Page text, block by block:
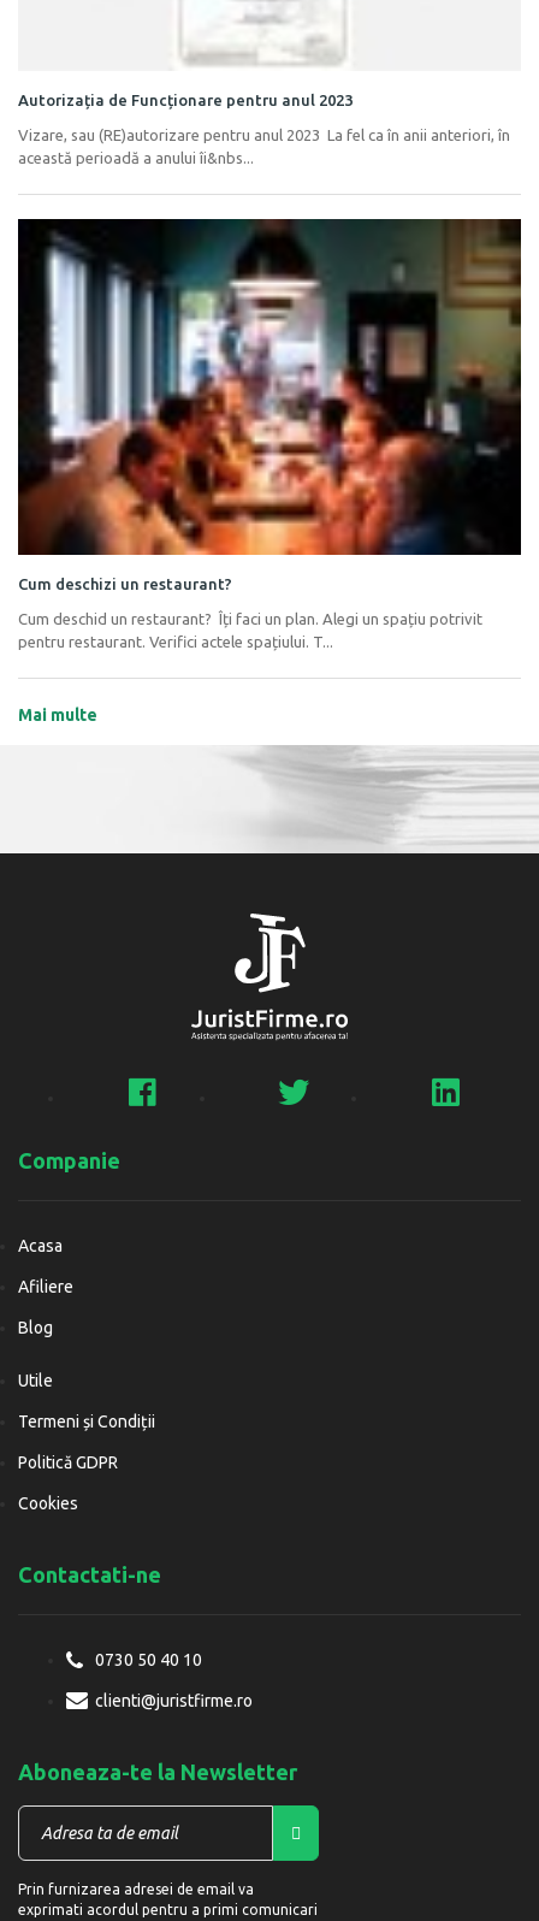
Autorizația de Funcționare pentru anul 2023
Vizare, sau (RE)autorizare pentru anul 2023 La fel ca în anii anteriori, în
această perioadă a anului îi&nbs...
Cum deschizi un restaurant?
Cum deschid un restaurant? Îți faci un plan. Alegi un spațiu potrivit
pentru restaurant. Verifici actele spațiului. T...
Mai multe
Companie
Acasa
Afiliere
Blog
Utile
Termeni și Condiții
Politică GDPR
Cookies
Contactati-ne
0730 50 40 10
clienti@juristfirme.ro
Aboneaza-te la Newsletter
Prin furnizarea adresei de email va
exprimati acordul pentru a primi comunicari